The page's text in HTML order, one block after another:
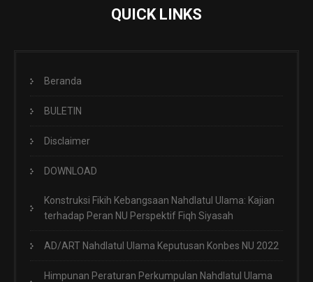
QUICK LINKS
Beranda
BULETIN
Disclaimer
DOWNLOAD
Konstruksi Fikih Kebangsaan Nahdlatul Ulama: Kajian
terhadap Peran NU Perspektif Fiqh Siyasah
AD/ART Nahdlatul Ulama Keputusan Konbes NU 2022
Himpunan Peraturan Perkumpulan Nahdlatul Ulama